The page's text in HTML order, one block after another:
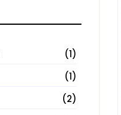
(1)
(1)
(2)